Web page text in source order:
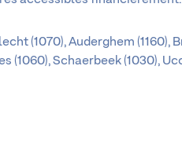
(1070), Auderghem (1160),
(1060), Schaerbeek (1030),